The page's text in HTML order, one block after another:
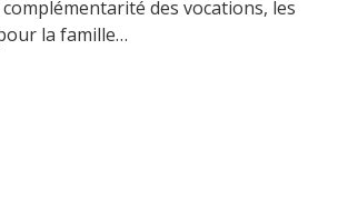
des vocations, les
la famille…